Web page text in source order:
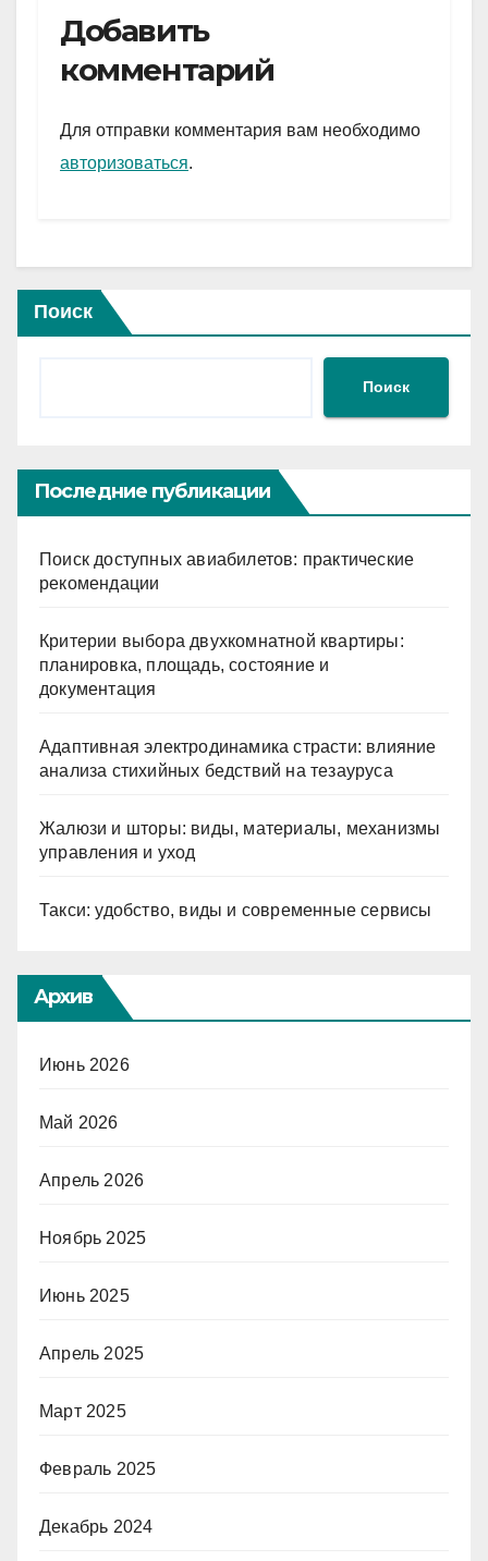
e
gr
a
m
er
s
A
p
и
Добавить
комментарий
Для отправки комментария вам необходимо
авторизоваться.
Поиск
Поиск
Последние публикации
Поиск доступных авиабилетов: практические
рекомендации
Критерии выбора двухкомнатной квартиры:
планировка, площадь, состояние и
документация
Адаптивная электродинамика страсти: влияние
анализа стихийных бедствий на тезауруса
Жалюзи и шторы: виды, материалы, механизмы
управления и уход
Такси: удобство, виды и современные сервисы
Архив
Июнь 2026
Май 2026
Апрель 2026
Ноябрь 2025
Июнь 2025
Апрель 2025
Март 2025
Февраль 2025
Декабрь 2024